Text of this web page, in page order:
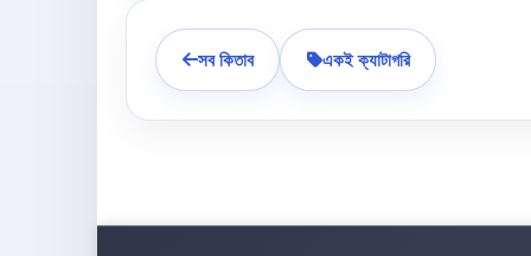
সব কিতাব একই ক্যাটাগরি